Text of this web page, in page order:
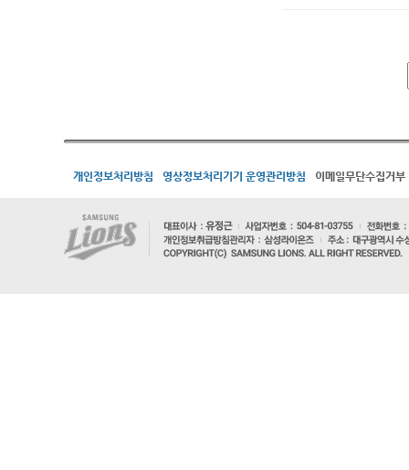
개인정보처리방침 영상정보처리기기 운영관리방침 이메일무단수집거부